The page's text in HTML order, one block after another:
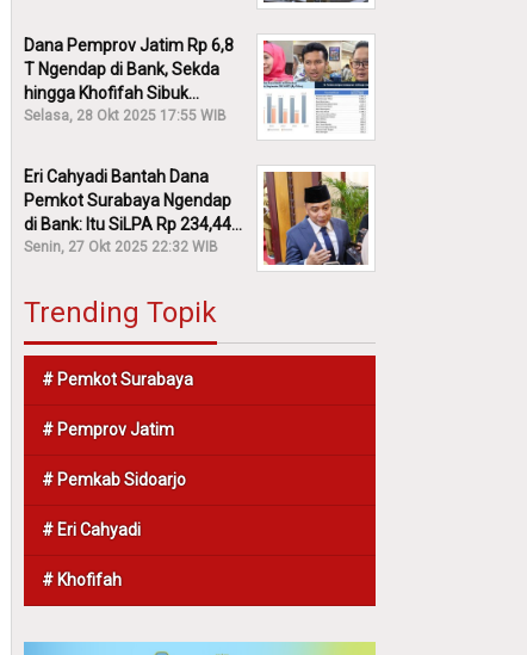
Dana Pemprov Jatim Rp 6,8
T Ngendap di Bank, Sekda
hingga Khofifah Sibuk
Membantah!
Selasa, 28 Okt 2025 17:55 WIB
Eri Cahyadi Bantah Dana
Pemkot Surabaya Ngendap
di Bank: Itu SiLPA Rp 234,44
M!
Senin, 27 Okt 2025 22:32 WIB
Trending Topik
# Pemkot Surabaya
# Pemprov Jatim
# Pemkab Sidoarjo
# Eri Cahyadi
# Khofifah